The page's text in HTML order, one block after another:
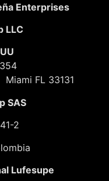
Enterprises
LLC
FL 33131
SAS
2
Lufesupe